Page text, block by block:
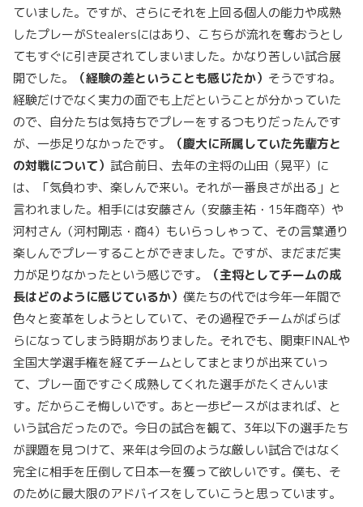
ていました。ですが、さらにそれを上回る個人の能力や成熟
したプレーがStealersにはあり、こちらが流れを奪おうとし
てもすぐに引き戻されてしまいました。かなり苦しい試合展
開でした。
（経験の差ということも感じたか） そうですね。
経験だけでなく実力の面でも上だということが分かっていた
ので、自分たちは気持ちでプレーをするつもりだったんです
が、一歩足りなかったです。
（慶大に所属していた先輩方と
の対戦について） 試合前日、去年の主将の山田（晃平）に
は、「気負わず、楽しんで来い。それが一番良さが出る」と
言われました。相手には安藤さん（安藤圭祐・15年商卒）や
河村さん（河村剛志・商4）もいらっしゃって、その言葉通り
楽しんでプレーすることができました。ですが、まだまだ実
力が足りなかったという感じです。
（主将としてチームの成
長はどのように感じているか） 僕たちの代では今年一年間で
色々と変革をしようとしていて、その過程でチームがばらば
らになってしまう時期がありました。それでも、関東FINALや
全国大学選手権を経てチームとしてまとまりが出来ていっ
て、プレー面ですごく成熟してくれた選手がたくさんいま
す。だからこそ悔しいです。あと一歩ピースがはまれば、と
いう試合だったので。今日の試合を観て、3年以下の選手たち
が課題を見つけて、来年は今回のような厳しい試合ではなく
完全に相手を圧倒して日本一を獲って欲しいです。僕も、そ
のために最大限のアドバイスをしていこうと思っています。